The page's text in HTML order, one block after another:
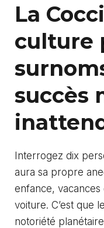
La
culture
succès
Interrogez dix
aura sa propre
enfance,
voiture. C’est que
notoriété